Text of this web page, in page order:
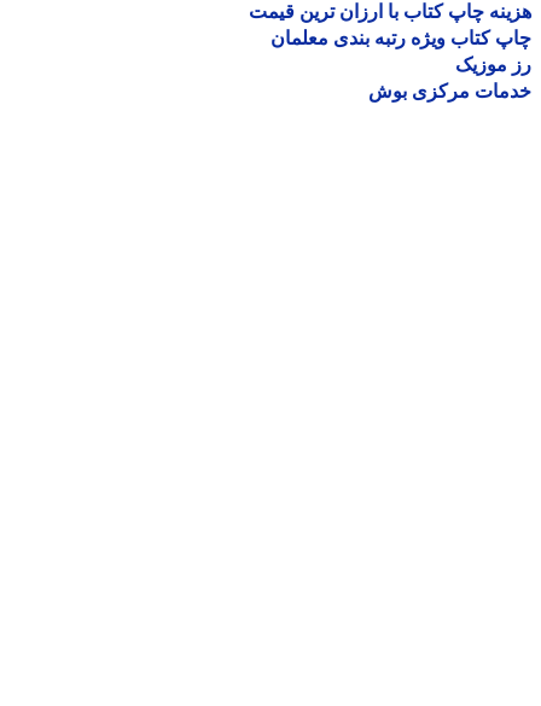
چاپ کتاب با ارزان ترین قیمت
کتاب ویژه رتبه بندی معلمان
موزیک
مرکزی بوش